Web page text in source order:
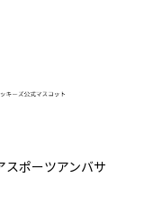
スポーツアンバサ